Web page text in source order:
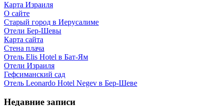
Карта Израиля
О сайте
Старый город в Иерусалиме
Отели Бер-Шевы
Карта сайта
Стена плача
Отель Elis Hotel в Бат-Ям
Отели Израиля
Гефсиманский сад
Отель Leonardo Hotel Negev в Бер-Шеве
Недавние записи